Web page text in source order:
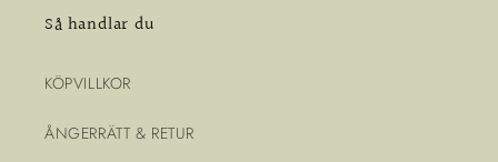
Så handlar du
KÖPVILLKOR
ÅNGERRÄTT & RETUR